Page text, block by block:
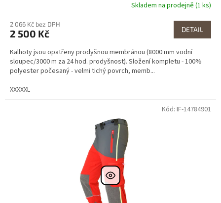
Skladem na prodejně (1 ks)
2 066 Kč bez DPH
2 500 Kč DETAIL
Kalhoty jsou opatřeny prodyšnou membránou (8000 mm vodní
sloupec/3000 m za 24 hod. prodyšnost). Složení kompletu - 100%
polyester počesaný - velmi tichý povrch, memb...
XXXXXL
Kód: IF-14784901